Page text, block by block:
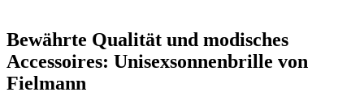
Bewährte Qualität und modisches
Accessoires: Unisexsonnenbrille von
Fielmann